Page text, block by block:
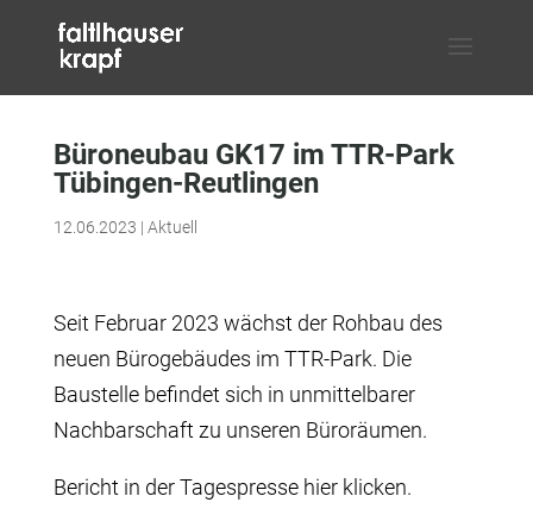
Büroneubau GK17 im TTR-Park
Tübingen-Reutlingen
12.06.2023 | Aktuell
Seit Februar 2023 wächst der Rohbau des
neuen Bürogebäudes im TTR-Park. Die
Baustelle befindet sich in unmittelbarer
Nachbarschaft zu unseren Büroräumen.
Bericht in der Tagespresse hier klicken.